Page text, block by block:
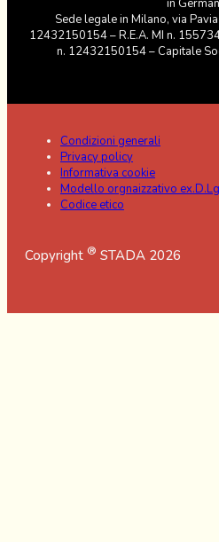
Sede legale in Milano, via
12432150154 – R.E.A. MI n.
n. 12432150154 – Capitale
Condizioni generali
Privacy policy
Informativa cookie
Modello orgnaizzativo
Codice etico
Copyright ® STADA 2026